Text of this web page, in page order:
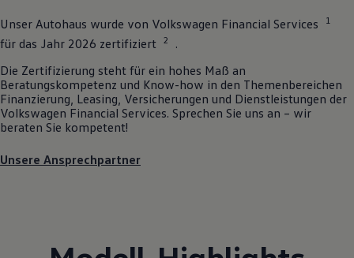
Unser Autohaus wurde von Volkswagen Financial Services 1
für das Jahr 2026 zertifiziert 2
.
Die Zertifizierung steht für ein hohes Maß an
Beratungskompetenz und Know-how in den Themenbereichen
Finanzierung, Leasing, Versicherungen und Dienstleistungen der
Volkswagen Financial Services. Sprechen Sie uns an – wir
beraten Sie kompetent!
Unsere Ansprechpartner